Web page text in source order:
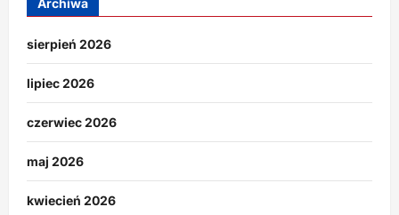
sierpień 2026
lipiec 2026
czerwiec 2026
maj 2026
kwiecień 2026